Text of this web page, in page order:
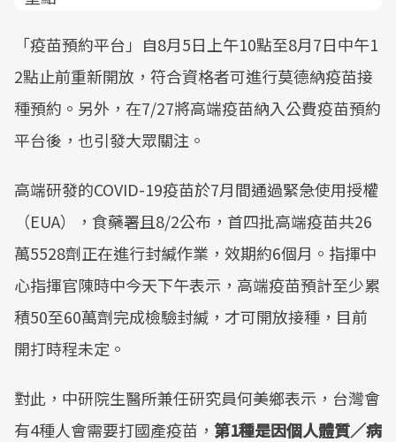
「疫苗預約平台」自8月5日上午10點至8月7日中午1
2點止前重新開放，符合資格者可進行莫德納疫苗接
種預約。另外，在7/27將高端疫苗納入公費疫苗預約
平台後，也引發大眾關注。
高端研發的COVID-19疫苗於7月間通過緊急使用授權
（EUA），食藥署且8/2公布，首四批高端疫苗共26
萬5528劑正在進行封緘作業，效期約6個月。指揮中
心指揮官陳時中今天下午表示，高端疫苗預計至少累
積50至60萬劑完成檢驗封緘，才可開放接種，目前
開打時程未定。
對此，中研院生醫所兼任研究員何美鄉表示，台灣會
有4種人會需要打國產疫苗， 第1種是因個人體質／病